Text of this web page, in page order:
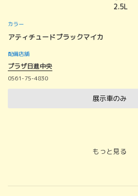
2.5L
カラー
アティチュードブラックマイカ
配備店舗
プラザ日進中央
0561-75-4830
展示車のみ
もっと見る